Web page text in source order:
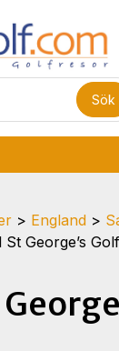
> England >
St George’s